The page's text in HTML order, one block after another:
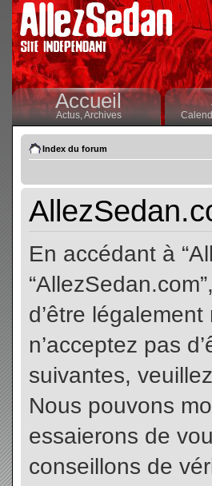
Accueil
Actus,Archives
Index du forum
En accédant à
d’être
n’acceptez pas
suivantes,
Nous pouvons
essaierons de
conseillons de